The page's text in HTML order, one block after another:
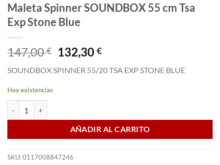
Maleta Spinner SOUNDBOX 55 cm Tsa
Exp Stone Blue
147,00€
El
precio
original
132,30€El
actual
SOUNDBOX SPINNER 55/20 TSA EXP STONE BLUE
Hay existencias
AÑADIR AL CARRITO
SKU:0117008847246